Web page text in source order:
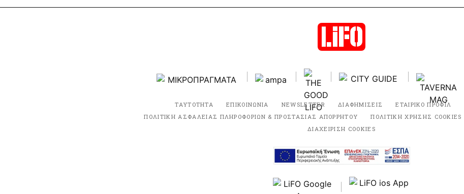
ΤΑΥΤΟΤΗΤΑ ΕΠΙΚΟΙΝΩΝΙΑ NEWSLETTER ΔΙΑΦΗΜΙΣΕΙΣ ΕΤΑΙΡΙΚΟ ΠΡΟΦΙΛ
ΠΟΛΙΤΙΚΗ ΑΣΦΑΛΕΙΑΣ ΠΛΗΡΟΦΟΡΙΩΝ & ΠΡΟΣΤΑΣΙΑΣ ΑΠΟΡΡΗΤΟΥ
ΠΟΛΙΤΙΚΗ ΧΡΗΣΗΣ COOKIES
ΔΙΑΧΕΙΡΙΣΗ COOKIES